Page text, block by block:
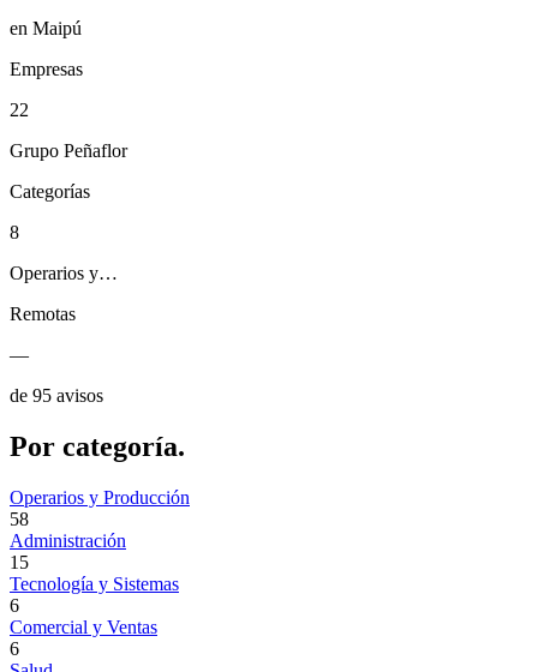
en Maipú
Empresas
22
Grupo Peñaflor
Categorías
8
Operarios y…
Remotas
—
de 95 avisos
Por categoría.
Operarios y Producción
58
Administración
15
Tecnología y Sistemas
6
Comercial y Ventas
6